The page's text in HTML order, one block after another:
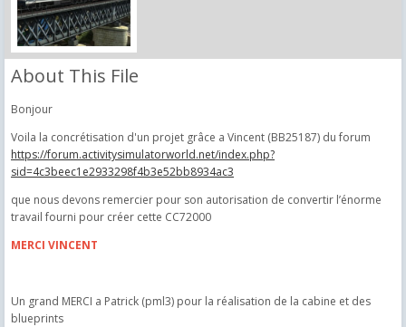
About This File
Bonjour
Voila la concrétisation d'un projet grâce a Vincent (BB25187) du forum
https://forum.activitysimulatorworld.net/index.php?
sid=4c3beec1e2933298f4b3e52bb8934ac3
que nous devons remercier pour son autorisation de convertir l’énorme
travail fourni pour créer cette CC72000
MERCI VINCENT
Un grand MERCI a Patrick (pml3) pour la réalisation de la cabine et des
blueprints